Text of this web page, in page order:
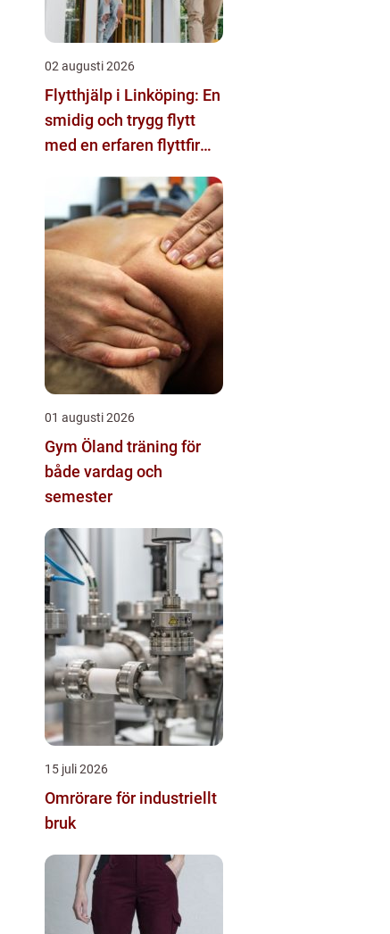
02 augusti 2026
Flytthjälp i Linköping: En
smidig och trygg flytt
med en erfaren flyttfirma
01 augusti 2026
Gym Öland träning för
både vardag och
semester
15 juli 2026
Omrörare för industriellt
bruk